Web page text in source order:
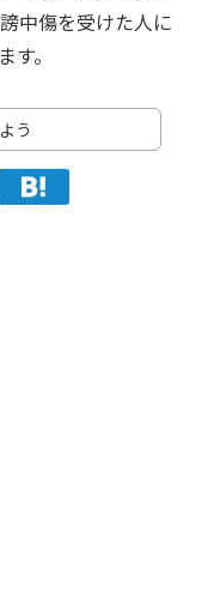
中傷を受けた人に
。
う